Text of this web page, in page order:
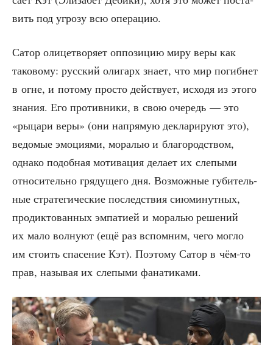
вить под угро­зу всю операцию.
Сатор оли­це­тво­ря­ет оппо­зи­цию миру веры как
тако­во­му: рус­ский оли­гарх зна­ет, что мир погиб­нет
в огне, и пото­му про­сто дей­ству­ет, исхо­дя из это­го
зна­ния. Его про­тив­ни­ки, в свою оче­редь — это
«рыца­ри веры» (они напря­мую декла­ри­ру­ют это),
ведо­мые эмо­ци­я­ми, мора­лью и бла­го­род­ством,
одна­ко подоб­ная моти­ва­ция дела­ет их сле­пы­ми
отно­си­тель­но гря­ду­ще­го дня. Воз­мож­ные губи­тель­
ные стра­те­ги­че­ские послед­ствия сию­ми­нут­ных,
про­дик­то­ван­ных эмпа­ти­ей и мора­лью реше­ний
их мало вол­ну­ют (ещё раз вспом­ним, чего мог­ло
им сто­ить спа­се­ние Кэт). Поэто­му Сатор в чём-то
прав, назы­вая их сле­пы­ми фанатиками.